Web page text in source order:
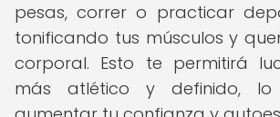
pesas, correr o practicar
tonificando tus músculos y
corporal. Esto te permitirá
más atlético y definido,